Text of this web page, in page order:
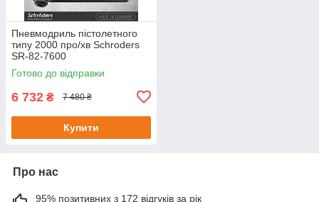
Пневмодриль пістолетного
типу 2000 про/хв Schroders
SR-82-7600
Готово до відправки
6 732 ₴ 7 480 ₴
Купити
Про нас
95% позитивних з 172 відгуків за рік